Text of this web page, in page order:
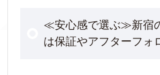
≪安心感で選ぶ≫新宿
は保証やアフターフォ